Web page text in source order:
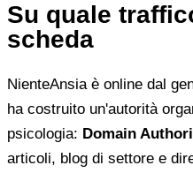
Su quale
scheda
NienteAnsia è online dal
ha costruito un'autorità
psicologia: Domain
articoli, blog di settore e